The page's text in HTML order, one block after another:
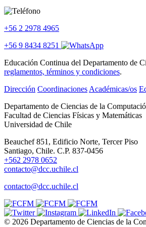
+56 2 2978 4965
+56 9 8434 8251
Educación Continua del Departamento de
reglamentos, términos y condiciones.
Dirección Coordinaciones Académicas/os
Departamento de Ciencias de la
Facultad de Ciencias Físicas y Matemáticas
Universidad de Chile
Beauchef 851, Edificio Norte, Tercer Piso
Santiago, Chile. C.P. 837-0456
+562 2978 0652
contacto@dcc.uchile.cl
contacto@dcc.uchile.cl
© 2026 Departamento de Ciencias de la